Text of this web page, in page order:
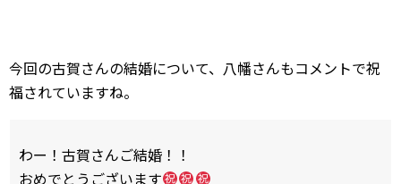
今回の古賀さんの結婚について、八幡さんもコメントで祝
福されていますね。
わー！古賀さんご結婚！！
おめでとうございます